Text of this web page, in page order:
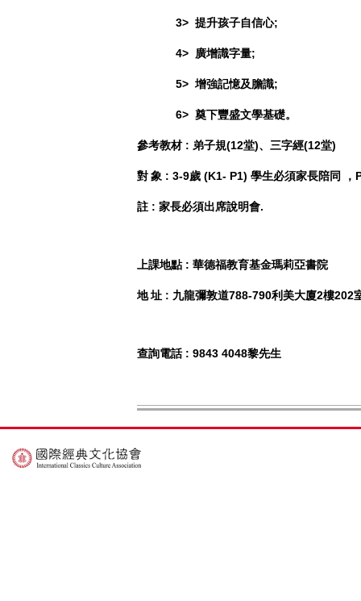
3> 提升孩子自信心;
4> 廣增識字量;
5> 增強記憶及膽識;
6> 奠下豐盛文學基礎。
參考教材: 弟子規(12堂)、三字經(12堂)
對象 : 3-9歲 (K1- P1) 學生必須家長陪同 ，
註 : 家長必須出席說明會.
上課地點: 華德福教育基金瑪莉亞書院
地址 : 九龍彌敦道788-790利美大廈2樓202
查詢電話: 9843 4048黎先生